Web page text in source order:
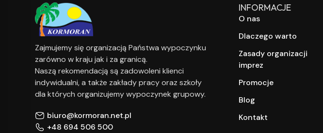
Zajmujemy się organizacją Państwa wypoczynku
zarówno w kraju jak i za granicą.
Naszą rekomendacją są zadowoleni klienci
indywidualni, a także zakłady pracy oraz szkoły
dla których organizujemy wypoczynek grupowy.
biuro@kormoran.net.pl
+48 694 506 500
INFORMACJE
O nas
Dlaczego warto
Zasady organizacji
imprez
Promocje
Blog
Kontakt